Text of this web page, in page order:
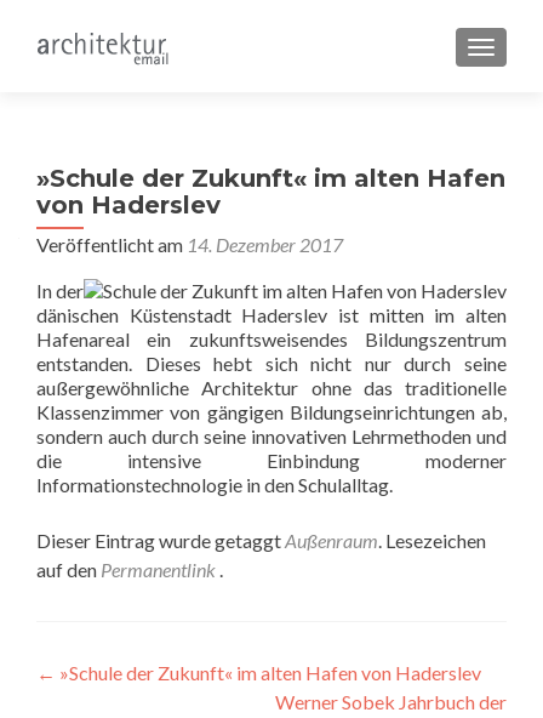
»Schule der Zukunft« im alten Hafen
von Haderslev
Veröffentlicht am 14. Dezember 2017
In der
dänischen Küstenstadt Haderslev ist mitten im alten
Hafenareal ein zukunftsweisendes Bildungszentrum
entstanden. Dieses hebt sich nicht nur durch seine
außergewöhnliche Architektur ohne das traditionelle
Klassenzimmer von gängigen Bildungseinrichtungen ab,
sondern auch durch seine innovativen Lehrmethoden und
die intensive Einbindung moderner
Informationstechnologie in den Schulalltag.
Dieser Eintrag wurde getaggtAußenraum. Lesezeichen
auf den Permanentlink .
Beitragsnavigation
← »Schule der Zukunft« im alten Hafen von Haderslev
Werner Sobek Jahrbuch der